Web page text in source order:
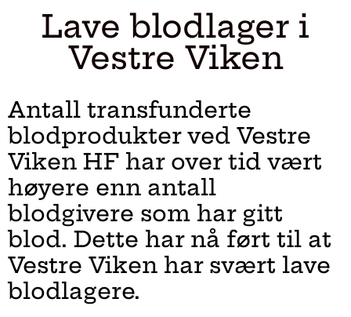
Lave blodlager i
Vestre Viken
Antall transfunderte
blodprodukter ved Vestre
Viken HF har over tid vært
høyere enn antall
blodgivere som har gitt
blod. Dette har nå ført til at
Vestre Viken har svært lave
blodlagere.